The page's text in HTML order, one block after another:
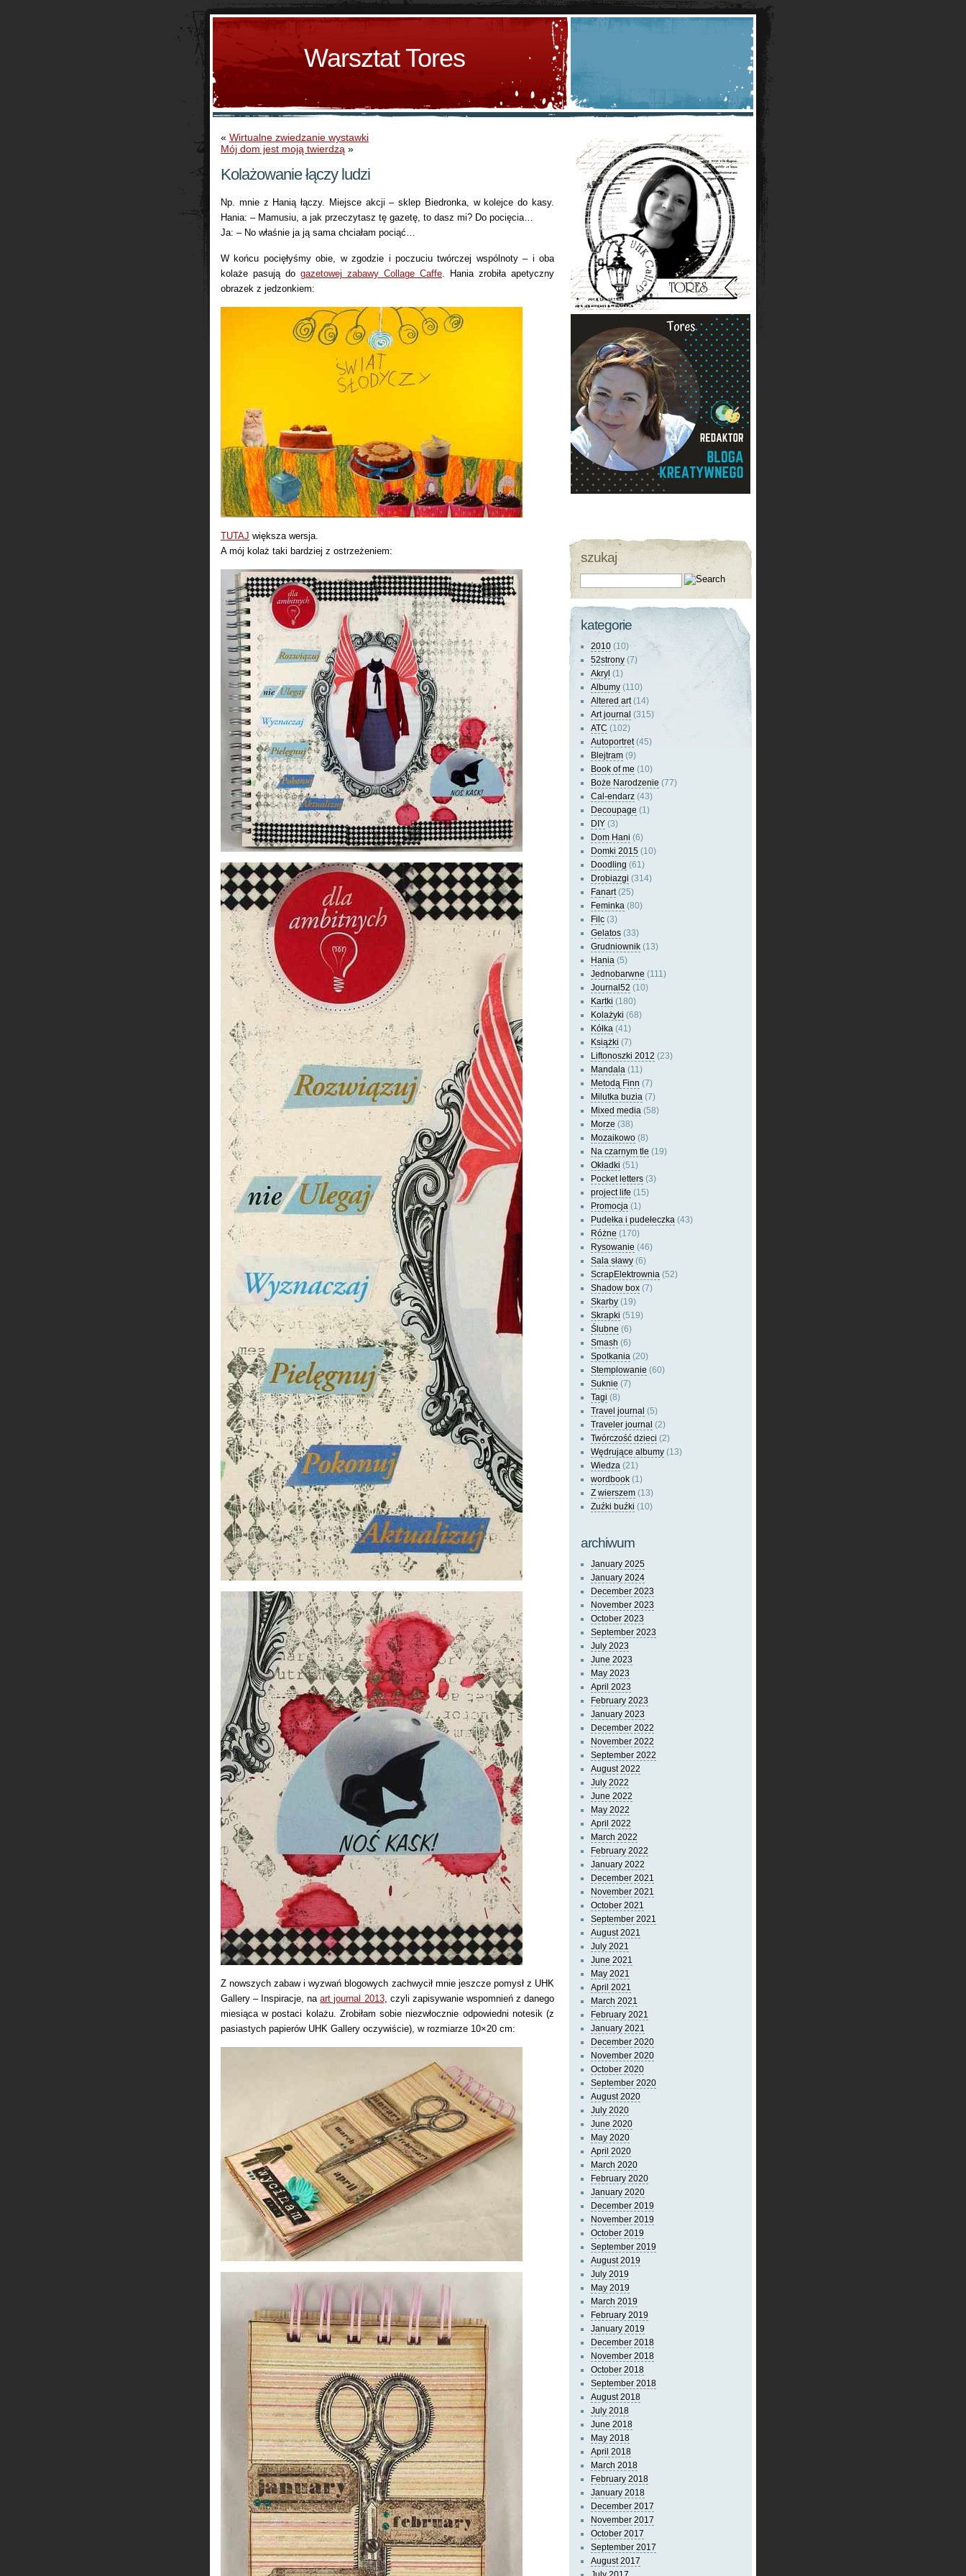
Warsztat Tores
« Wirtualne zwiedzanie wystawki
Mój dom jest moją twierdzą »
Kolażowanie łączy ludzi
Np. mnie z Hanią łączy. Miejsce akcji – sklep Biedronka, w kolejce do kasy.
Hania: – Mamusiu, a jak przeczytasz tę gazetę, to dasz mi? Do pocięcia…
Ja: – No właśnie ja ją sama chciałam pociąć…
W końcu pocięłyśmy obie, w zgodzie i poczuciu twórczej wspólnoty – i oba
kolaże pasują do gazetowej zabawy Collage Caffe. Hania zrobiła apetyczny
obrazek z jedzonkiem:
TUTAJ większa wersja.
A mój kolaż taki bardziej z ostrzeżeniem:
Z nowszych zabaw i wyzwań blogowych zachwycił mnie jeszcze pomysł z UHK
Gallery – Inspiracje, naart journal 2013, czyli zapisywanie wspomnień z danego
miesiąca w postaci kolażu. Zrobiłam sobie niezwłocznie odpowiedni notesik (z
pasiastych papierów UHK Gallery oczywiście), w rozmiarze 10×20 cm:
szukaj
kategorie
2010 (10)
52strony (7)
Akryl (1)
Albumy (110)
Altered art(14)
Art journal (315)
ATC (102)
Autoportret(45)
Blejtram (9)
Book of me (10)
Boże Narodzenie (77)
Cal-endarz (43)
Decoupage (1)
DIY (3)
Dom Hani (6)
Domki 2015 (10)
Doodling (61)
Drobiazgi (314)
Fanart(25)
Feminka (80)
Filc (3)
Gelatos (33)
Grudniownik (13)
Hania (5)
Jednobarwne (111)
Journal52 (10)
Kartki (180)
Kolażyki (68)
Kółka (41)
Książki (7)
Liftonoszki 2012 (23)
Mandala (11)
Metodą Finn (7)
Milutka buzia (7)
Mixed media (58)
Morze (38)
Mozaikowo (8)
Na czarnym tle (19)
Okładki (51)
Pocket letters (3)
project life (15)
Promocja (1)
Pudełka i pudełeczka (43)
Różne (170)
Rysowanie (46)
Sala sławy (6)
ScrapElektrownia (52)
Shadow box (7)
Skarby (19)
Skrapki (519)
Ślubne (6)
Smash (6)
Spotkania (20)
Stemplowanie (60)
Suknie (7)
Tagi (8)
Travel journal (5)
Traveler journal (2)
Twórczość dzieci (2)
Wędrujące albumy (13)
Wiedza (21)
wordbook (1)
Z wierszem (13)
Zuźki buźki (10)
archiwum
January 2025
January 2024
December 2023
November 2023
October 2023
September 2023
July 2023
June 2023
May 2023
April 2023
February 2023
January 2023
December 2022
November 2022
September 2022
August 2022
July 2022
June 2022
May 2022
April 2022
March 2022
February 2022
January 2022
December 2021
November 2021
October 2021
September 2021
August 2021
July 2021
June 2021
May 2021
April 2021
March 2021
February 2021
January 2021
December 2020
November 2020
October 2020
September 2020
August 2020
July 2020
June 2020
May 2020
April 2020
March 2020
February 2020
January 2020
December 2019
November 2019
October 2019
September 2019
August 2019
July 2019
May 2019
March 2019
February 2019
January 2019
December 2018
November 2018
October 2018
September 2018
August 2018
July 2018
June 2018
May 2018
April 2018
March 2018
February 2018
January 2018
December 2017
November 2017
October 2017
September 2017
August 2017